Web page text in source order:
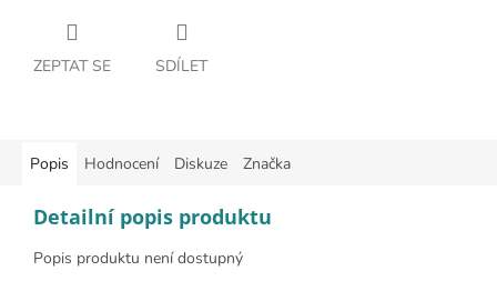
ZEPTAT SE SDÍLET
Popis Hodnocení Diskuze Značka
Detailní popis produktu
Popis produktu není dostupný